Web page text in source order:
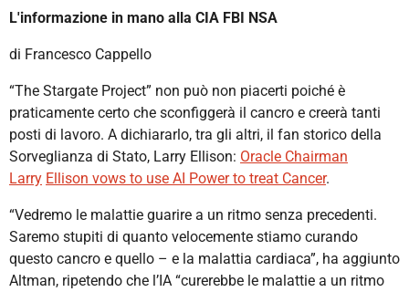
L'informazione in mano alla CIA FBI NSA
di Francesco Cappello
“The Stargate Project” non può non piacerti poiché è
praticamente certo che sconfiggerà il cancro e creerà tanti
posti di lavoro. A dichiararlo, tra gli altri, il fan storico della
Sorveglianza di Stato, Larry Ellison: Oracle Chairman
Larry Ellison vows to use AI Power to treat Cancer.
“Vedremo le malattie guarire a un ritmo senza precedenti.
Saremo stupiti di quanto velocemente stiamo curando
questo cancro e quello – e la malattia cardiaca”, ha aggiunto
Altman, ripetendo che l’IA “curerebbe le malattie a un ritmo